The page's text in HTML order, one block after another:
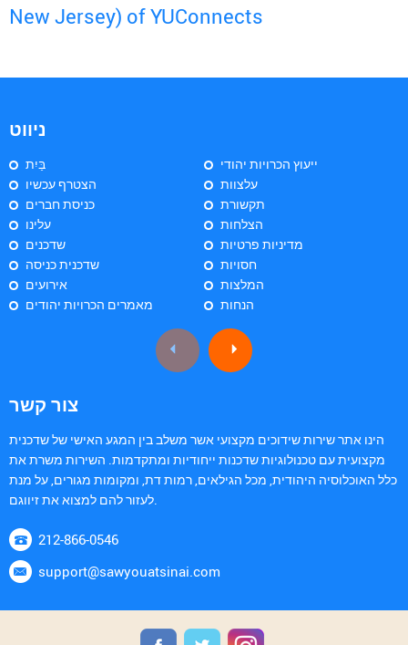
New Jersey) of YUConnects
ניווט
בַּיִת
הצטרף עכשיו
כניסת חברים
עלינו
שדכנים
שדכנית כניסה
אירועים
מאמרים הכרויות יהודים
ייעוץ הכרויות יהודי
עלצוות
תקשורת
הצלחות
מדיניות פרטיות
חסויות
המלצות
הנחות
צור קשר
הינו אתר שירות שידוכים מקצועי אשר משלב בין המגע האישי של שדכנית
מקצועית עם טכנולוגיות שדכנות ייחודיות ומתקדמות. השירות משרת את
כלל האוכלוסיה היהודית, מכל הגילאים, רמות דת, ומקומות מגורים, על מנת
לעזור להם למצוא את זיווגם.
212-866-0546
support@sawyouatsinai.com